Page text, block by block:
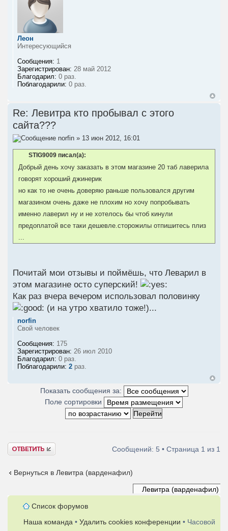
Леон
Интересующийся
Сообщения: 1
Зарегистрирован: 28 май 2012
Благодарил: 0 раз.
Поблагодарили: 0 раз.
Re: Левитра кто пробывал с этого
сайта???
norfin » 13 июн 2012, 16:01
STIG9009 писал(а):
Добрый день хочу заказать в этом магазине 20 таб лаверила
говорят хороший джинерик
но как то не очень доверяю раньше пользовался другим
магазином очень даже не плохим но хочу попробывать
именно лаверил ну и не хотелось бы чтоб кинули
предоплатой все таки дешевле.сторожилы отпишитесь плиз
...
Почитай мои отзывы и поймёшь, что Леварил в
этом магазине осто суперский!
Как раз вчера вечером использовал половинку
(и на утро хватило тоже!)...
norfin
Свой человек
Сообщения: 175
Зарегистрирован: 26 июл 2010
Благодарил: 0 раз.
Поблагодарили: 2 раз.
Показать сообщения за:
Поле сортировки
Ответить Сообщений: 5 • Страница 1 из 1
Вернуться в Левитра (варденафил)
Список форумов
Наша команда • Удалить cookies конференции • Часовой